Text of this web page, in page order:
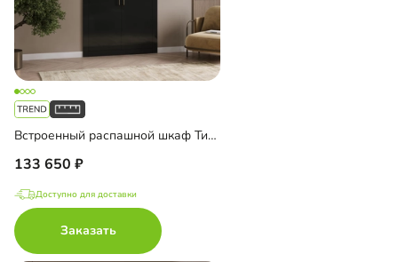
Встроенный распашной шкаф Тино-2-4
133 650
Доступно для доставки
Заказать